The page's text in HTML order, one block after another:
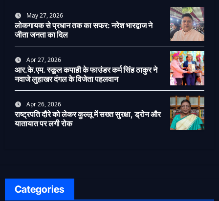
May 27, 2026
लोकगायक से प्रधान तक का सफर: नरेश भारद्वाज ने
जीता जनता का दिल
Apr 27, 2026
आर.के.एम. स्कूल कपाही के फाउंडर कर्म सिंह ठाकुर ने
नवाजे लुहाखर दंगल के विजेता पहलवान
Apr 26, 2026
राष्ट्रपति दौरे को लेकर कुल्लू में सख्त सुरक्षा, ड्रोन और
यातायात पर लगी रोक
Categories